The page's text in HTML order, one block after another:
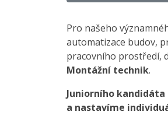
Pro našeho
automatizace budov,
pracovního prostředí,
Montážní technik.
Juniorního
a nastavíme